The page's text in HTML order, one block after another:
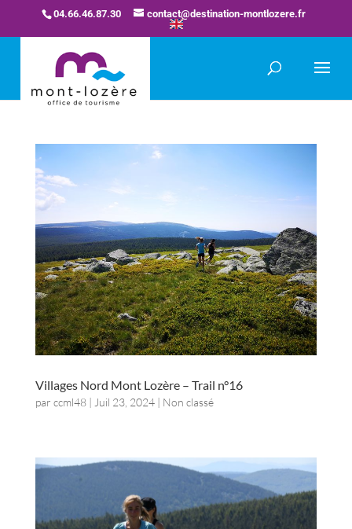
04.66.46.87.30 contact@destination-montlozere.fr
Villages Nord Mont Lozère – Trail n°16
par ccml48| Juil 23, 2024| Non classé